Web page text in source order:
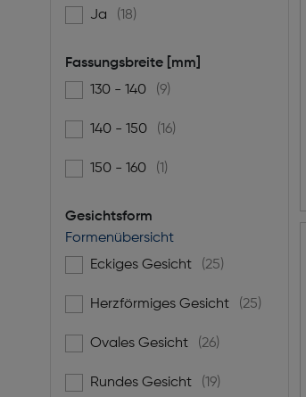
Ja
(18)
Filtern nach Online anprobieren: Ja
Fassungsbreite [mm]
130 - 140
(9)
Filtern nach Fassungsbreite [mm]: 130
140 - 150 (16)
Filtern nach Fassungsbreite [mm]: 140
150 - 160 (1)
Filtern nach Fassungsbreite [mm]: 150
Gesichtsform
Formenübersicht
Eckiges Gesicht
(25)
Filtern nach Gesichtsform: Eckiges
Herzförmiges Gesicht (25)
Filtern nach Gesichtsform:
Ovales Gesicht (26)
Filtern nach Gesichtsform: Ovales
Rundes Gesicht (19)
Filtern nach Gesichtsform: Rundes